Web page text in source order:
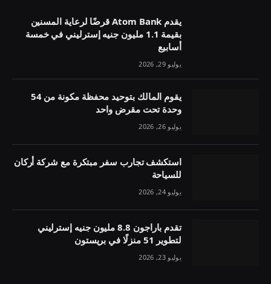
يقدم Atom Bank قرضًا لرعاية المسنين
بقيمة 1.1 مليون جنيه إسترليني في خمسة
أسابيع
يوليو 29, 2026
يقوم المالك بتوحيد محفظة مكونة من 54
وحدة تحت مقرض واحد
يوليو 26, 2026
استكشف تجارب سفر مبتكرة مع شركة أركان
للسياحة
يوليو 24, 2026
تقدم باراجون 8.8 مليون جنيه إسترليني
لتطوير 51 منزلًا في بريستون
يوليو 23, 2026